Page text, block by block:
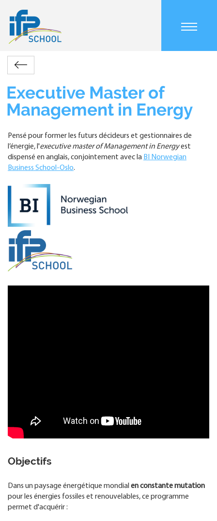
Main
navigation
mobile
Fil
d'Ariane
Retour
Management
in
Energy
Executive Master of
Management in Energy
Pensé pour former les futurs décideurs et gestionnaires de
l’énergie, l'executive master of Management in Energyest
dispensé en anglais, conjointement avec la BI Norwegian
Business School-Oslo.
Objectifs
Dans un paysage énergétique mondial en constante mutation
pour les énergies fossiles et renouvelables, ce programme
permet d'acquérir :